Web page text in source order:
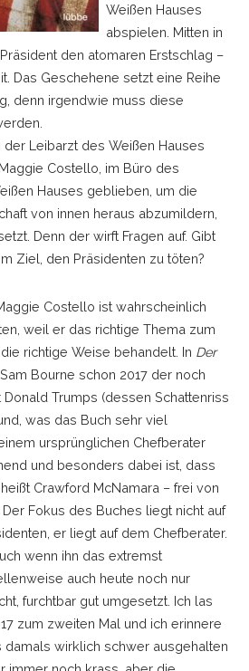
Weißen Hauses
abspielen. Mitten in
den atomaren Erstschlag –
Das Geschehene setzt eine Reihe
denn irgendwie muss diese
der Leibarzt des Weißen Hauses
Costello, im Büro des
Hauses geblieben, um die
von innen heraus abzumildern,
Denn der wirft Fragen auf. Gibt
Ziel, den Präsidenten zu töten?
Costello ist wahrscheinlich
weil er das richtige Thema zum
richtige Weise behandelt. In Der
Bourne schon 2017 der noch
Trumps (dessen Schattenriss
was das Buch sehr viel
ursprünglichen Chefberater
und besonders dabei ist, dass
Crawford McNamara –frei von
Fokus des Buches liegt nicht auf
er liegt auf dem Chefberater.
wenn ihn das extremst
auch heute noch nur
furchtbar gut umgesetzt. Ich las
zum zweiten Mal und ich erinnere
damals wirklich schwer ausgehalten